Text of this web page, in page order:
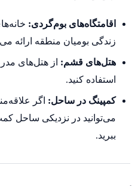
اقامتگاه‌های بوم‌گردی:
زندگی بومیان منطقه ارائه
هتل‌های قشم: از هتل‌های
استفاده کنید.
کمپینگ در ساحل: اگر
می‌توانید در نزدیکی ساحل
ببرید.